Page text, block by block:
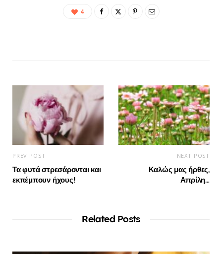
4
PREV POST
Τα φυτά στρεσάρονται και
εκπέμπουν ήχους!
NEXT POST
Καλώς μας ήρθες,
Απρίλη…
Related Posts